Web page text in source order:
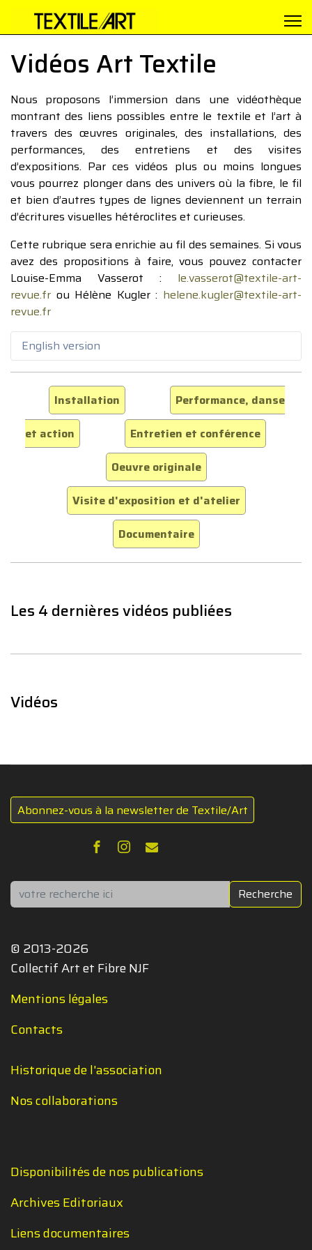
Vidéos Art Textile
Nous proposons l’immersion dans une vidéothèque
montrant des liens possibles entre le textile et l’art à
travers des œuvres originales, des installations, des
performances, des entretiens et des visites
d’expositions. Par ces vidéos plus ou moins longues
vous pourrez plonger dans des univers où la fibre, le fil
et bien d’autres types de lignes deviennent un terrain
d’écritures visuelles hétéroclites et curieuses.
Cette rubrique sera enrichie au fil des semaines. Si vous
avez des propositions à faire, vous pouvez contacter
Louise-Emma Vasserot : le.vasserot@textile-art-
revue.fr ou Hélène Kugler : helene.kugler@textile-art-
revue.fr
English version
Installation
Performance, danse
et action
Entretien et conférence
Oeuvre originale
Visite d'exposition et d'atelier
Documentaire
Les 4 dernières vidéos publiées
Vidéos
Abonnez-vous à la newsletter de Textile/Art
Rechercher Recherche
© 2013-2026
Collectif Art et Fibre NJF
Mentions légales
Contacts
Historique de l'association
Nos collaborations
Disponibilités de nos publications
Archives Editoriaux
Liens documentaires